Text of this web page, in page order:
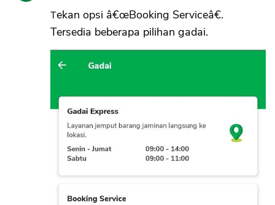
Tekan opsi â€œBooking Serviceâ€.
Tersedia beberapa pilihan gadai.